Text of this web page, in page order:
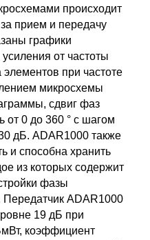
происходит
прием и передачу
графики
от частоты
при частоте
микросхемы
сдвиг фаз
от 0 до 360 ° с шагом
дБ. ADAR1000 также
и способна хранить
из которых содержит
фазы
ADAR1000
19 дБ при
коэффициент